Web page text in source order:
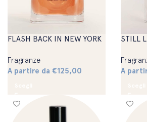
FLASH BACK IN NEW YORK
Fragranze
A partire da €125,00
STILL
A